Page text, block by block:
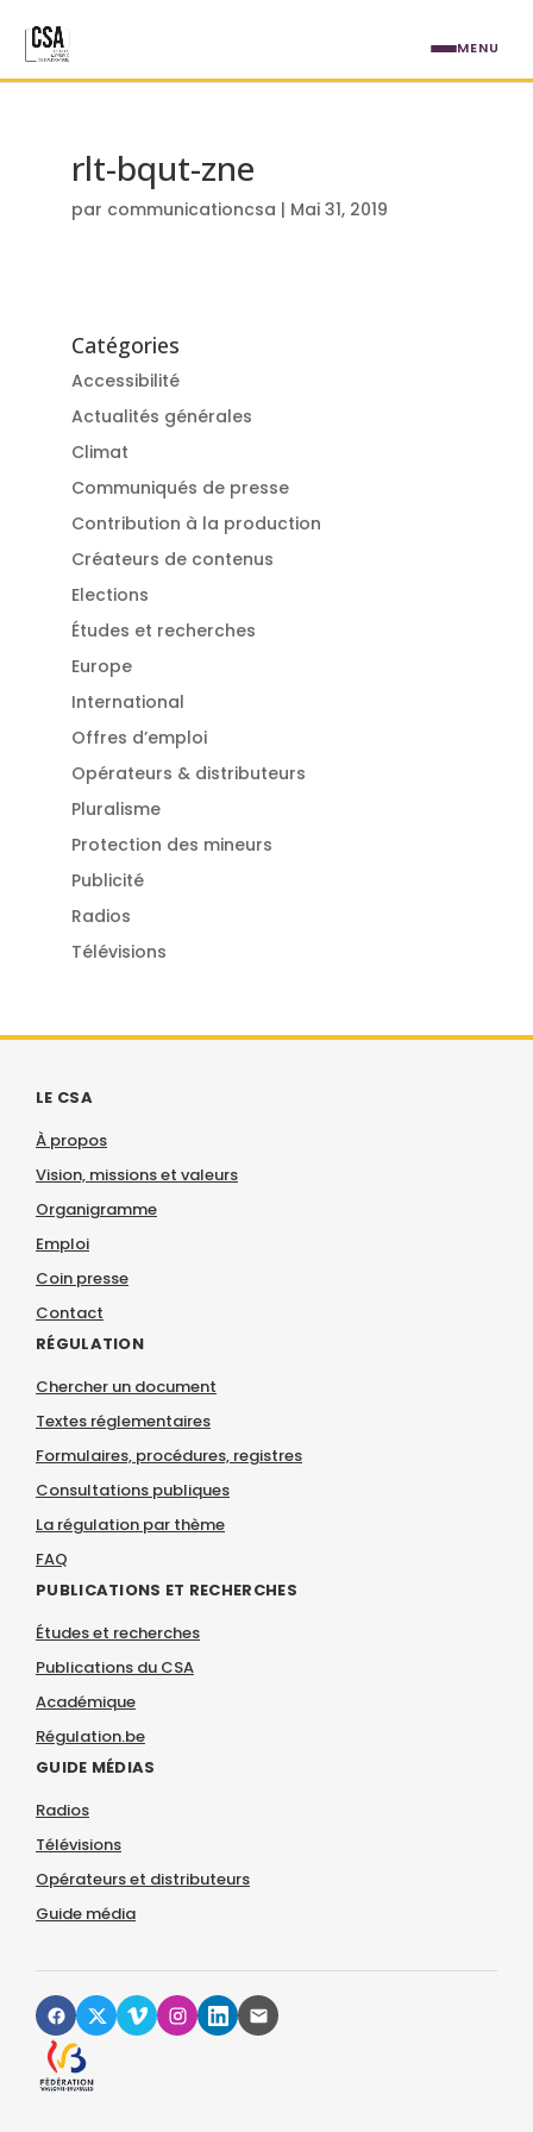
rlt-bqut-zne
par communicationcsa | Mai 31, 2019
Catégories
Accessibilité
Actualités générales
Climat
Communiqués de presse
Contribution à la production
Créateurs de contenus
Elections
Études et recherches
Europe
International
Offres d’emploi
Opérateurs & distributeurs
Pluralisme
Protection des mineurs
Publicité
Radios
Télévisions
LE CSA
À propos
Vision, missions et valeurs
Organigramme
Emploi
Coin presse
Contact
RÉGULATION
Chercher un document
Textes réglementaires
Formulaires, procédures, registres
Consultations publiques
La régulation par thème
FAQ
PUBLICATIONS ET RECHERCHES
Études et recherches
Publications du CSA
Académique
Régulation.be
GUIDE MÉDIAS
Radios
Télévisions
Opérateurs et distributeurs
Guide média
MENU